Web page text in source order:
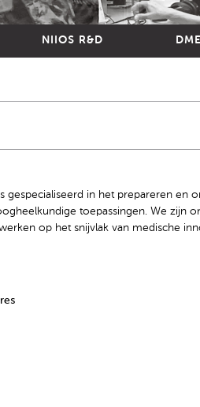
NIIOS R&D
gespecialiseerd in het prepareren en
toepassingen. We zijn
op het snijvlak van medische